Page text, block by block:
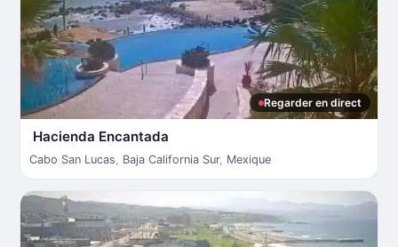
Regarder en direct
Hacienda Encantada
Cabo San Lucas, Baja California Sur, Mexique